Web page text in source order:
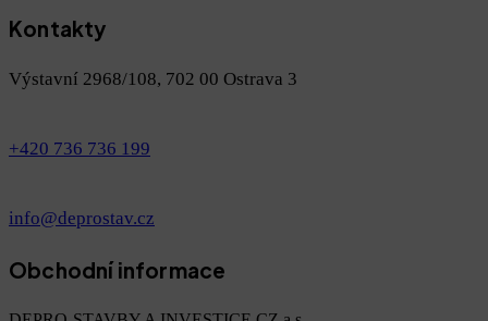
Kontakty
Výstavní 2968/108, 702 00 Ostrava 3
+420 736 736 199
info@deprostav.cz
Obchodní informace